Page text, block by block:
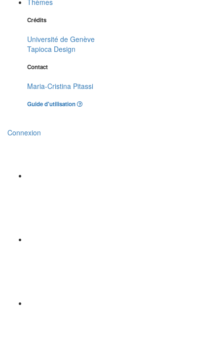
Thèmes
Crédits
Université de Genève
Tapioca Design
Contact
Maria-Cristina Pitassi
Guide d'utilisation
Connexion